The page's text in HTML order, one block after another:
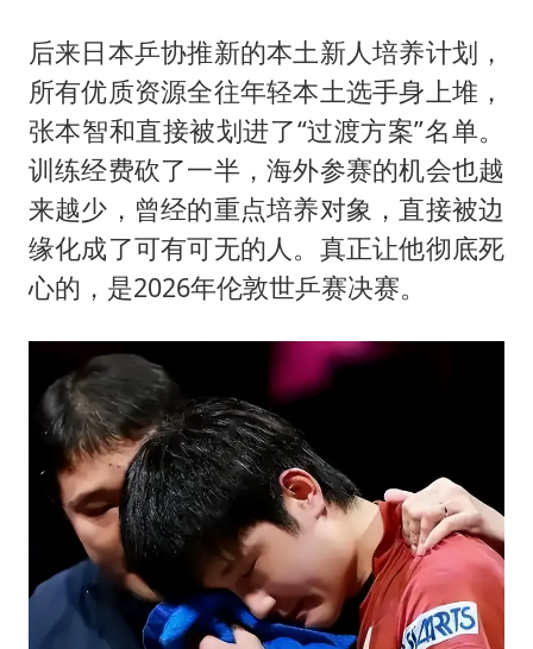
后来日本乒协推新的本土新人培养计划，
所有优质资源全往年轻本土选手身上堆，
张本智和直接被划进了“过渡方案”名单。
训练经费砍了一半，海外参赛的机会也越
来越少，曾经的重点培养对象，直接被边
缘化成了可有可无的人。真正让他彻底死
心的，是2026年伦敦世乒赛决赛。